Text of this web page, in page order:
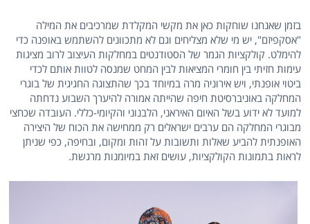
בזמן שאנחנו שוחקות כאן את מקשי המקלדת שמרכיבים את המילה
"אסקפיזם", יש מי שלא מצליחים וגם לא מתכוונים להשתמש באופנה כדי
להימלט. קולקציות הגמר של הסטודנטים במחלקות העיצוב לרוב מציגות
עימות חזיתי בין חומרי המציאות לבין המחט שמנסה לטוות אותם לכדי
ביטוי אופנתי, ויש אירוניה מרה במיוחד בכך שהתצוגה החגיגית של בוגרי
המחלקה באוניברסיטת חיפה שהייתה אמורה להיערך השבוע נדחתה
למועד לא ידוע בשל האיום האיראני, הלבנוני והקיומי-כללי. העובדה שכחצי
מבוגרי המחלקה הם ערבים ישראלים רק ממחישה את הכוח של היצירה
האופנתית להביע שאלות ותשובות על זהות ומקום, ובחיפה, כפי שניתן
לראות בתמונות הקולקציות, עושים זאת במיומנות מרגשת.